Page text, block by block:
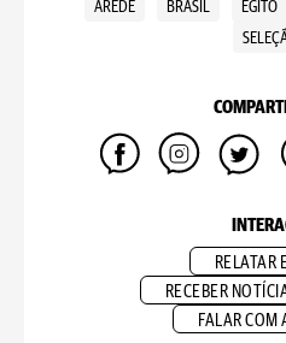
AREDE BRASIL EGITO
RELATAR
RECEBER
FALAR COM